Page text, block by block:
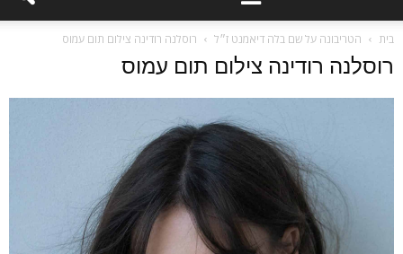
בית הטריבונה על שם בלה דיאמנט ז״ל רוסלנה רודינה צילום תום עמוס
רוסלנה רודינה צילום תום עמוס